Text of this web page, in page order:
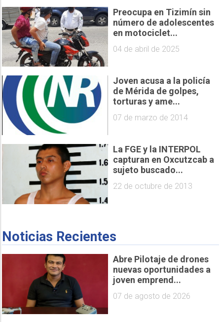
Preocupa en Tizimín sin
número de adolescentes
en motociclet...
04 de abril de 2025
Joven acusa a la policía
de Mérida de golpes,
torturas y ame...
07 de marzo de 2014
La FGE y la INTERPOL
capturan en Oxcutzcab a
sujeto buscado...
22 de octubre de 2013
Noticias Recientes
Abre Pilotaje de drones
nuevas oportunidades a
joven emprend...
07 de agosto de 2026